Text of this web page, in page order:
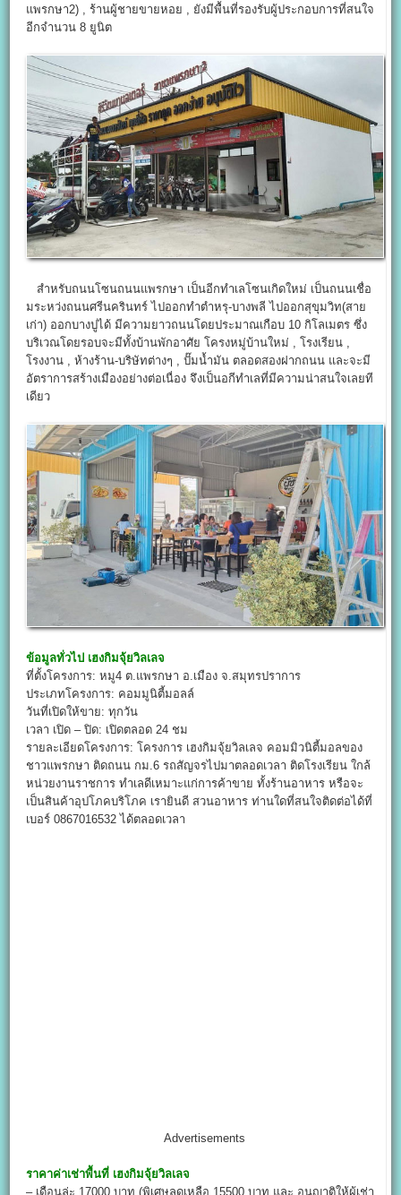
แพรกษา2) , ร้านผู้ชายขายหอย , ยังมีพื้นที่รองรับผู้ประกอบการที่สนใจ
อีกจำนวน 8 ยูนิต
สำหรับถนนโซนถนนแพรกษา เป็นอีกทำเลโซนเกิดใหม่ เป็นถนนเชื่อ
มระหว่งถนนศรีนครินทร์ ไปออกทำตำหรุ-บางพลี ไปออกสุขุมวิท(สาย
เก่า) ออกบางปูได้ มีความยาวถนนโดยประมาณเกือบ 10 กิโลเมตร ซึ่ง
บริเวณโดยรอบจะมีทั้งบ้านพักอาศัย โครงหมู่บ้านใหม่ , โรงเรียน ,
โรงงาน , ห้างร้าน-บริษัทต่างๆ , ปั๊มน้ำมัน ตลอดสองฝากถนน และจะมี
อัตราการสร้างเมืองอย่างต่อเนื่อง จึงเป็นอกีทำเลที่มีความน่าสนใจเลยที
เดียว
ข้อมูลทั่วไป เฮงกิมจุ้ยวิลเลจ
ที่ตั้งโครงการ: หมู4 ต.แพรกษา อ.เมือง จ.สมุทรปราการ
ประเภทโครงการ: คอมมูนิตี้มอลล์
วันที่เปิดให้ขาย: ทุกวัน
เวลา เปิด – ปิด: เปิดตลอด 24 ชม
รายละเอียดโครงการ: โครงการ เฮงกิมจุ้ยวิลเลจ คอมมิวนิตี้มอลของ
ชาวแพรกษา ติดถนน กม.6 รถสัญจรไปมาตลอดเวลา ติดโรงเรียน ใกล้
หน่วยงานราชการ ทำเลดีเหมาะแก่การค้าขาย ทั้งร้านอาหาร หรือจะ
เป็นสินค้าอุปโภคบริโภค เรายินดี สวนอาหาร ท่านใดที่สนใจติดต่อได้ที่
เบอร์ 0867016532 ได้ตลอดเวลา
Advertisements
ราคาค่าเช่าพื้นที่ เฮงกิมจุ้ยวิลเลจ
– เดือนล่ะ 17000 บาท (พิเศษลดเหลือ 15500 บาท และ อนุญาติให้ผู้เช่า